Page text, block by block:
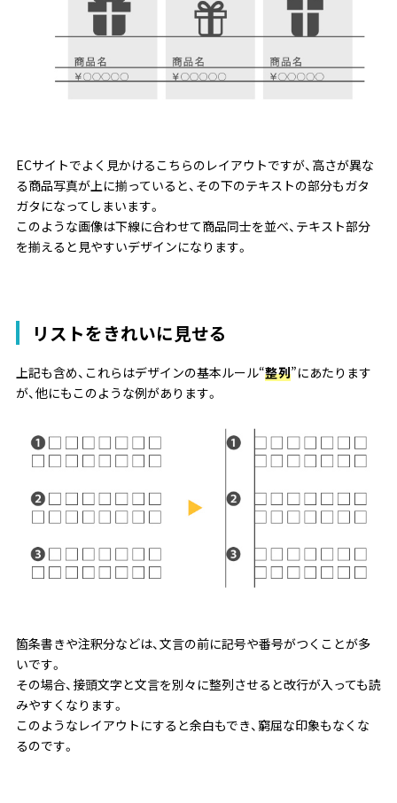
ECサイトでよく見かけるこちらのレイアウトですが、高さが異な
る商品写真が上に揃っていると、その下のテキストの部分もガタ
ガタになってしまいます。
このような画像は下線に合わせて商品同士を並べ、テキスト部分
を揃えると見やすいデザインになります。
リストをきれいに見せる
上記も含め、これらはデザインの基本ルール“整列”にあたります
が、他にもこのような例があります。
箇条書きや注釈分などは、文言の前に記号や番号がつくことが多
いです。
その場合、接頭文字と文言を別々に整列させると改行が入っても読
みやすくなります。
このようなレイアウトにすると余白もでき、窮屈な印象もなくな
るのです。